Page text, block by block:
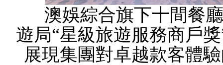
澳娛綜合旗下十間餐
遊局“星級旅遊服務商戶
展現集團對卓越款客體